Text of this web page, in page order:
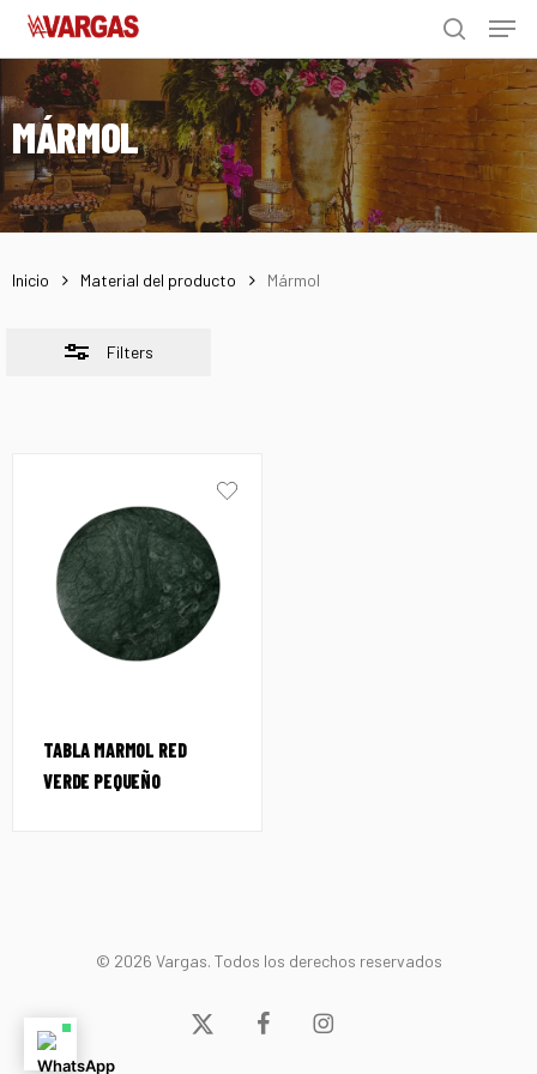
Skip
main
content
search
Menu
MÁRMOL
Inicio Material del producto Mármol
Filters
Close
Filters
TABLA MARMOL RED
VERDE PEQUEÑO
© 2026 Vargas. Todos los derechos reservados
x-
facebookinstagram